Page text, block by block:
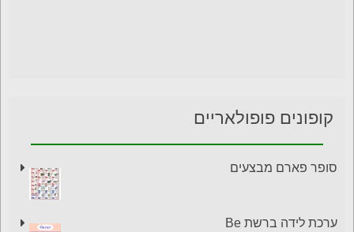
קופונים פופולאריים
סופר פארם מבצעים
ערכת לידה ברשת Be